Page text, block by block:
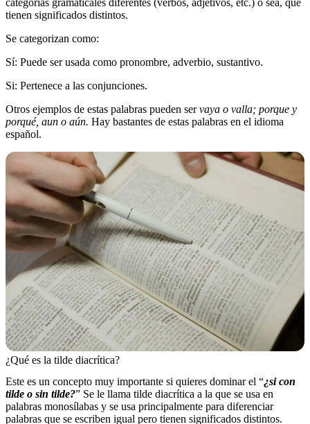
categorías gramaticales diferentes (verbos, adjetivos, etc.) o sea, que
tienen significados distintos.
Se categorizan como:
Sí: Puede ser usada como pronombre, adverbio, sustantivo.
Si: Pertenece a las conjunciones.
Otros ejemplos de estas palabras pueden servaya o valla; porque y
porqué, aun o aún. Hay bastantes de estas palabras en el idioma
español.
¿Qué es la tilde diacrítica?
Este es un concepto muy importante si quieres dominar el “¿si con
tilde o sin tilde?” Se le llama tilde diacrítica a la que se usa en
palabras monosílabas y se usa principalmente para diferenciar
palabras que se escriben igual pero tienen significados distintos.